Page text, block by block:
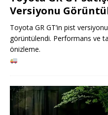
Versiyonu
Toyota GR GT’in pist
görüntülendi. Performans ve
önizleme.